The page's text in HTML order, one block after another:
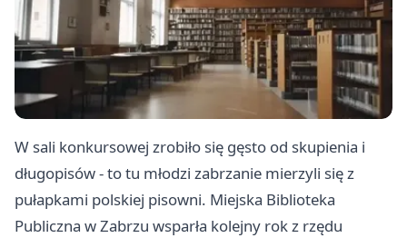
W sali konkursowej zrobiło się gęsto od skupienia i
długopisów - to tu młodzi zabrzanie mierzyli się z
pułapkami polskiej pisowni. Miejska Biblioteka
Publiczna w Zabrzu wsparła kolejny rok z rzędu